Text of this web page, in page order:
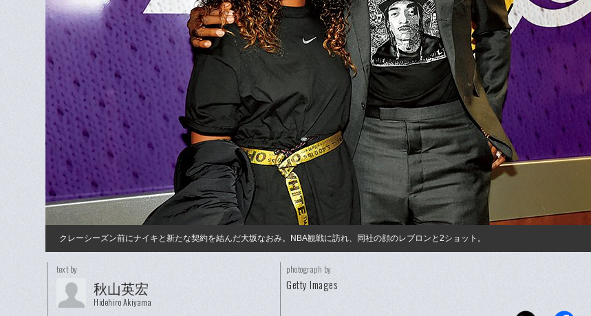
クレーシーズン前にナイキと新たな契約を結んだ大坂なおみ。NBA観戦に訪れ、同社の顔のレブロンと2ショット。
text by
秋山英宏
Hidehiro Akiyama
photograph by
Getty Images